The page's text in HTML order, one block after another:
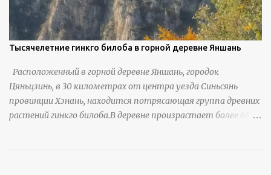
Тысячелетние гинкго билоба в горной деревне Яншань
Расположенный в горной деревне Яншань, городок
Цяньцзинь, в 30 километрах от центра уезда Синьсянь
провинции Хэнань, находится потрясающая группа древних
растений гинкго билоба.В деревне произрастает более 6800